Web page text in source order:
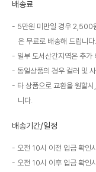
배송료
5만원 미만일 경우 2,500
은 무료로 배송해 드립니다.
일부 도서산간지역은 추
동일상품의 경우 컬러 및
타 상품으로 교환을 원할
니다.
배송기간/일정
오전 10시 이전 입금 확인
오전 10시 이후 입금 확인